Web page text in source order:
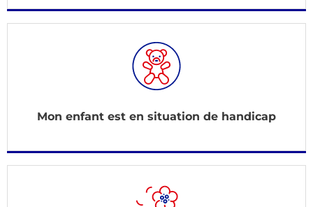
Mon enfant est en situation de handicap